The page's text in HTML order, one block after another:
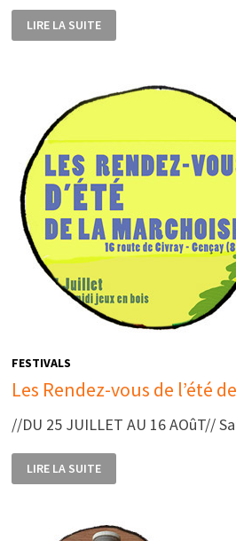
EXPOSITIONS
NADINE
COURILLEAU
LIRE LA SUITE
FESTIVALS
Les Rendez-vous de l’été
//DU 25 JUILLET AU 16 AOûT//
LES
RENDEZ-
VOUS
LIRE LA SUITE